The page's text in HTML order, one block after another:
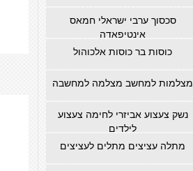
סכסוך ערבי ישראלי חמאס
אינטיפאדה
כוסות בר כוסות אלכוהול
מצלמות למחשב מצלמה למחשבה
נשק צעצוע אביזרי לחימה צעצוע
לילדים
מתלה עציצים מתלים לעציצים